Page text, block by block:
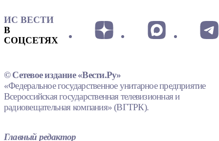
ИС ВЕСТИ
В
СОЦСЕТЯХ
© Сетевое издание «Вести.Ру»
«Федеральное государственное унитарное предприятие
Всероссийская государственная телевизионная и
радиовещательная компания» (ВГТРК).
Главный редактор